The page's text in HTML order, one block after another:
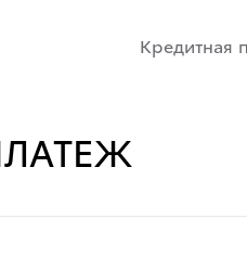
Кредитная